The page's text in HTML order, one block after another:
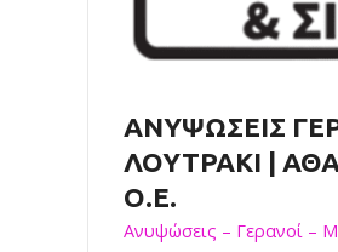
ΑΝΥΨΩΣΕΙΣ
ΛΟΥΤΡΑΚΙ |
Ο.Ε.
Ανυψώσεις – Γερανοί –